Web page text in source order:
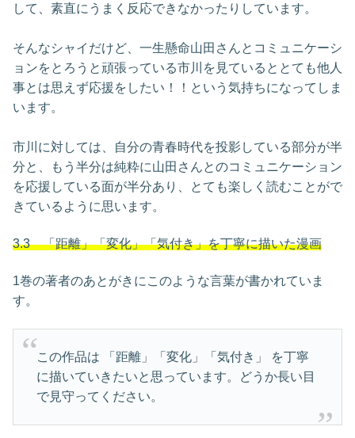
して、素直にうまく反応できなかったりしています。
そんなシャイだけど、一生懸命山田さんとコミュニケーシ
ョンをとろうと頑張っている市川を見ているととても他人
事とは思えず応援をしたい！！という気持ちになってしま
います。
市川に対しては、自分の青春時代を投影している部分が半
分と、もう半分は純粋に山田さんとのコミュニケーション
を応援している面が半分あり、とても楽しく読むことがで
きているように思います。
3.3 「距離」「変化」「気付き」を丁寧に描いた漫画
1巻の著者のあとがきにこのような言葉が書かれていま
す。
この作品は 「距離」「変化」「気付き」 を丁寧
に描いていきたいと思っています。どうか長い目
で見守ってください。